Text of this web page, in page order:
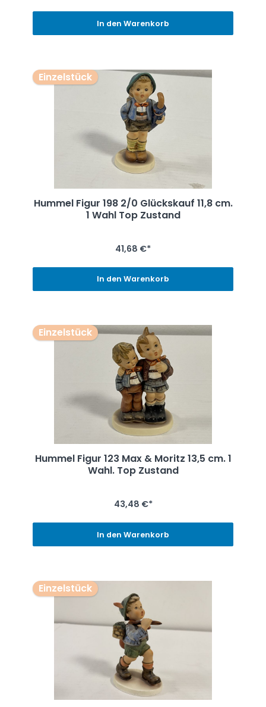
In den Warenkorb
Einzelstück
Hummel Figur 198 2/0 Glückskauf 11,8 cm.
1 Wahl Top Zustand
41,68 €*
In den Warenkorb
Einzelstück
Hummel Figur 123 Max & Moritz 13,5 cm. 1
Wahl. Top Zustand
43,48 €*
In den Warenkorb
Einzelstück